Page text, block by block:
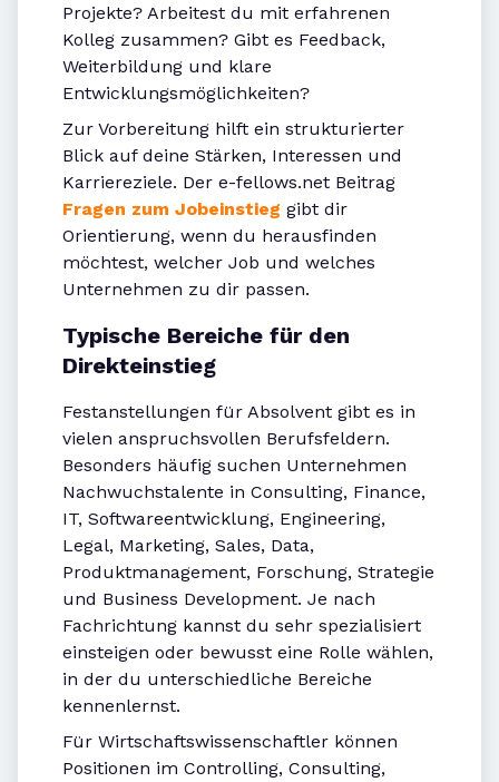
Projekte? Arbeitest du mit erfahrenen
Kolleg zusammen? Gibt es Feedback,
Weiterbildung und klare
Entwicklungsmöglichkeiten?
Zur Vorbereitung hilft ein strukturierter
Blick auf deine Stärken, Interessen und
Karriereziele. Der e-fellows.net Beitrag
Fragen zum Jobeinstieg gibt dir
Orientierung, wenn du herausfinden
möchtest, welcher Job und welches
Unternehmen zu dir passen.
Typische Bereiche für den
Direkteinstieg
Festanstellungen für Absolvent gibt es in
vielen anspruchsvollen Berufsfeldern.
Besonders häufig suchen Unternehmen
Nachwuchstalente in Consulting, Finance,
IT, Softwareentwicklung, Engineering,
Legal, Marketing, Sales, Data,
Produktmanagement, Forschung, Strategie
und Business Development. Je nach
Fachrichtung kannst du sehr spezialisiert
einsteigen oder bewusst eine Rolle wählen,
in der du unterschiedliche Bereiche
kennenlernst.
Für Wirtschaftswissenschaftler können
Positionen im Controlling, Consulting,